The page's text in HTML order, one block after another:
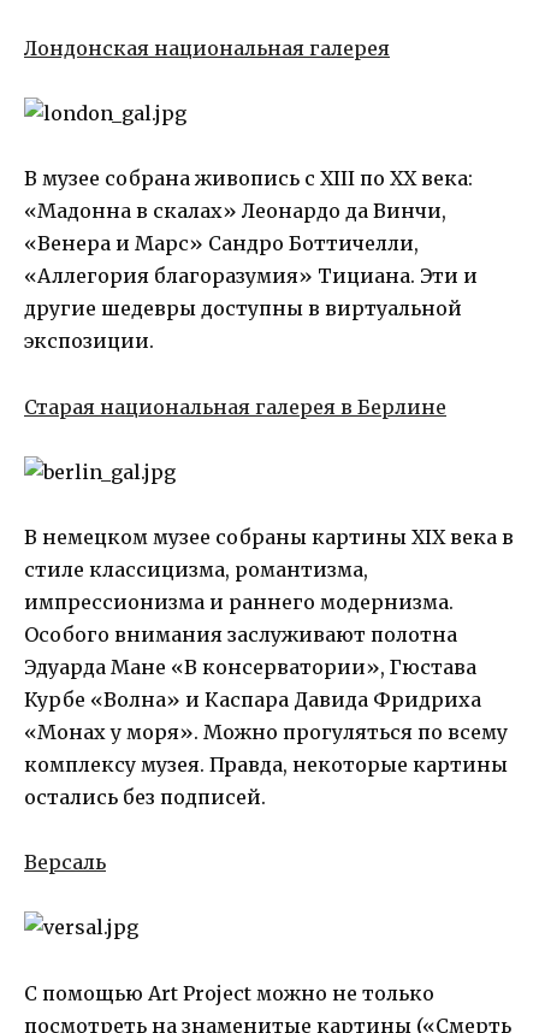
Лондонская национальная галерея
В музее собрана живопись с XIII по XX века:
«Мадонна в скалах» Леонардо да Винчи,
«Венера и Марс» Сандро Боттичелли,
«Аллегория благоразумия» Тициана. Эти и
другие шедевры доступны в виртуальной
экспозиции.
Старая национальная галерея в Берлине
В немецком музее собраны картины XIX века в
стиле классицизма, романтизма,
импрессионизма и раннего модернизма.
Особого внимания заслуживают полотна
Эдуарда Мане «В консерватории», Гюстава
Курбе «Волна» и Каспара Давида Фридриха
«Монах у моря». Можно прогуляться по всему
комплексу музея. Правда, некоторые картины
остались без подписей.
Версаль
С помощью Art Project можно не только
посмотреть на знаменитые картины («Смерть